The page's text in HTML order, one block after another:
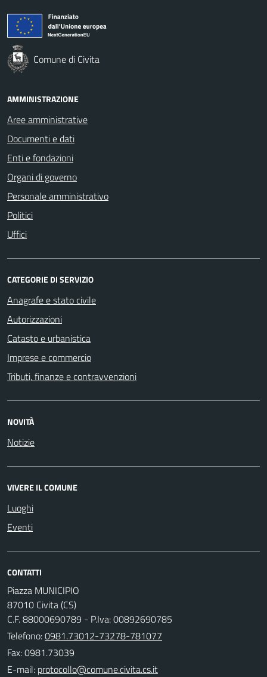
Comune di Civita
AMMINISTRAZIONE
Aree amministrative
Documenti e dati
Enti e fondazioni
Organi di governo
Personale amministrativo
Politici
Uffici
CATEGORIE DI SERVIZIO
Anagrafe e stato civile
Autorizzazioni
Catasto e urbanistica
Imprese e commercio
Tributi, finanze e contravvenzioni
NOVITÀ
Notizie
VIVERE IL COMUNE
Luoghi
Eventi
CONTATTI
Piazza MUNICIPIO
87010 Civita (CS)
C.F. 88000690789 - P.Iva: 00892690785
Telefono:0981.73012-73278-781077
Fax: 0981.73039
E-mail: